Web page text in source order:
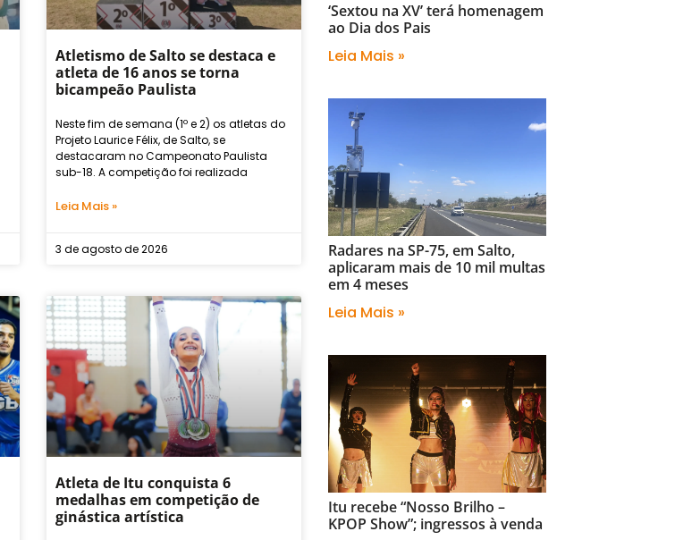
Atletismo de Salto se destaca e
atleta de 16 anos se torna
bicampeão Paulista
Neste fim de semana (1º e 2) os atletas do
Projeto Laurice Félix, de Salto, se
destacaram no Campeonato Paulista
sub-18. A competição foi realizada
Leia Mais »
3 de agosto de 2026
Atleta de Itu conquista 6
medalhas em competição de
ginástica artística
‘Sextou na XV’ terá homenagem
ao Dia dos Pais
Leia Mais »
Radares na SP-75, em Salto,
aplicaram mais de 10 mil multas
em 4 meses
Leia Mais »
Itu recebe “Nosso Brilho –
KPOP Show”; ingressos à venda